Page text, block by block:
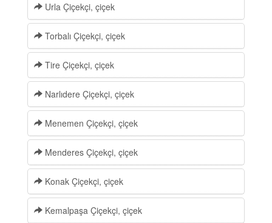
Urla Çiçekçi, çiçek
Torbalı Çiçekçi, çiçek
Tire Çiçekçi, çiçek
Narlıdere Çiçekçi, çiçek
Menemen Çiçekçi, çiçek
Menderes Çiçekçi, çiçek
Konak Çiçekçi, çiçek
Kemalpaşa Çiçekçi, çiçek